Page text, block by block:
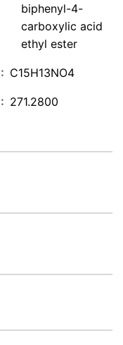
biphenyl-4-
carboxylic acid
ethyl ester
C15H13NO4
271.2800